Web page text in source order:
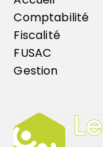
Comptabilité
Fiscalité
FUSAC
Gestion